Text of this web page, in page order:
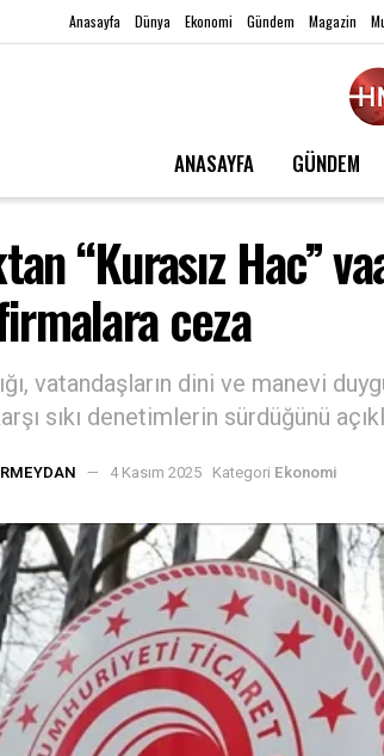
Anasayfa Dünya Ekonomi Gündem Magazin
ANASAYFA GÜNDEM
“Kurasız Hac”
ceza
vatandaşların dini ve manevi
sıkı denetimlerin sürdüğünü
4 Kasım 2025 Kategori Ekonomi